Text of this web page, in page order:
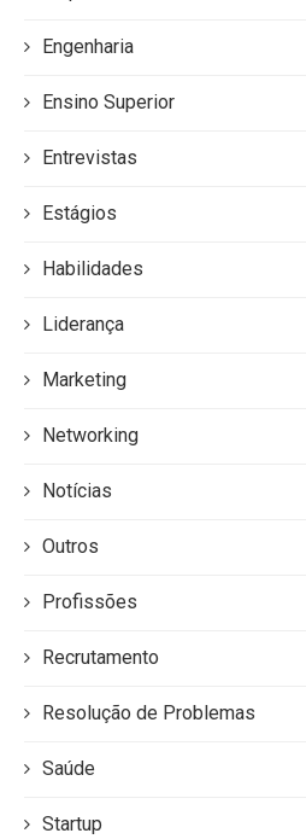
Engenharia
Ensino Superior
Entrevistas
Estágios
Habilidades
Liderança
Marketing
Networking
Notícias
Outros
Profissões
Recrutamento
Resolução de Problemas
Saúde
Startup